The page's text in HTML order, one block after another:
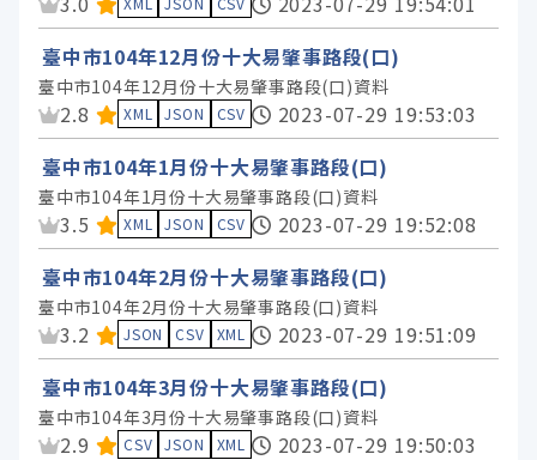
格式
標籤
授權
臺中市104年12月份十大易肇事路段(口)
臺中市104年12月份十大易肇事路段(口)資料
資料集評分：
2.8 XML JSON CSV
2023-07-29 19:53:03
臺中市104年1月份十大易肇事路段(口)
臺中市104年1月份十大易肇事路段(口)資料
資料集評分：
3.5 XML JSON CSV
2023-07-29 19:52:08
臺中市104年2月份十大易肇事路段(口)
臺中市104年2月份十大易肇事路段(口)資料
資料集評分：
3.2 JSON CSV XML
2023-07-29 19:51:09
臺中市104年3月份十大易肇事路段(口)
臺中市104年3月份十大易肇事路段(口)資料
資料集評分：
2.9 CSV JSON XML
2023-07-29 19:50:03